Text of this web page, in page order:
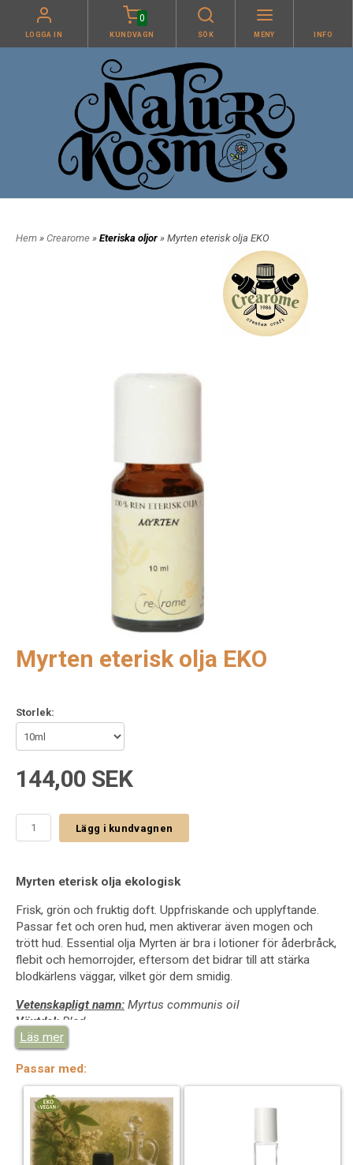
LOGGA IN
0
KUNDVAGN SÖK MENY INFO
Hem » Crearome » Eteriska oljor » Myrten eterisk olja EKO
Myrten eterisk olja EKO
Storlek:
144,00 SEK
Lägg i kundvagnen
Myrten eterisk olja ekologisk
Frisk, grön och fruktig doft. Uppfriskande och upplyftande.
Passar fet och oren hud, men aktiverar även mogen och
trött hud. Essential olja Myrten är bra i lotioner för åderbråck,
flebit och hemorrojder, eftersom det bidrar till att stärka
blodkärlens väggar, vilket gör dem smidig.
Vetenskapligt namn: Myrtus communis oil
Växtdel: Blad
Ursprungsland:
Läs mer
Passar med: